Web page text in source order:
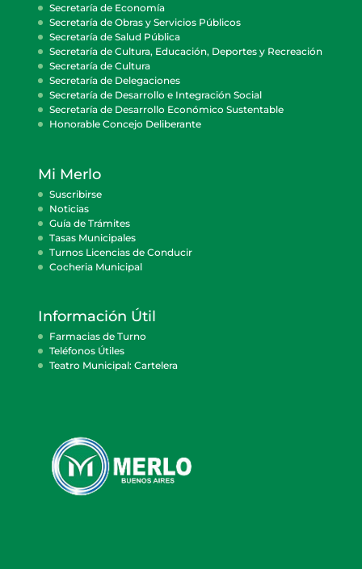
Secretaría de Economía
Secretaría de Obras y Servicios Públicos
Secretaría de Salud Pública
Secretaría de Cultura, Educación, Deportes y Recreación
Secretaría de Cultura
Secretaría de Delegaciones
Secretaría de Desarrollo e Integración Social
Secretaría de Desarrollo Económico Sustentable
Honorable Concejo Deliberante
Mi Merlo
Suscribirse
Noticias
Guía de Trámites
Tasas Municipales
Turnos Licencias de Conducir
Cocheria Municipal
Información Útil
Farmacias de Turno
Teléfonos Útiles
Teatro Municipal: Cartelera